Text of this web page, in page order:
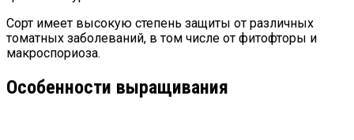
Сорт имеет высокую степень защиты от различных
томатных заболеваний, в том числе от фитофторы и
макроспориоза.
Особенности выращивания